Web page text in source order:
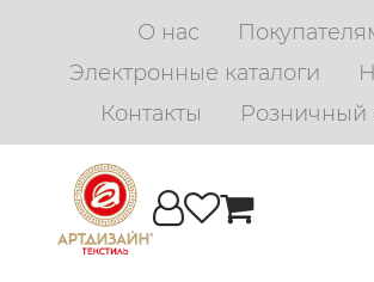
О нас
Электронные каталоги
Контакты
Розничный